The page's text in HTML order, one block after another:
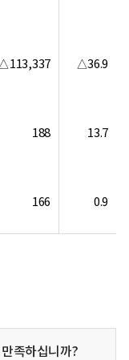
△113,337 △36.9
188 13.7
166 0.9
족하십니까?